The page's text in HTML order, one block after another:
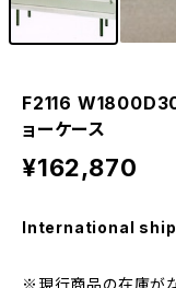
F2116
ョーケース
¥162,870
International
※現行商品の在庫が